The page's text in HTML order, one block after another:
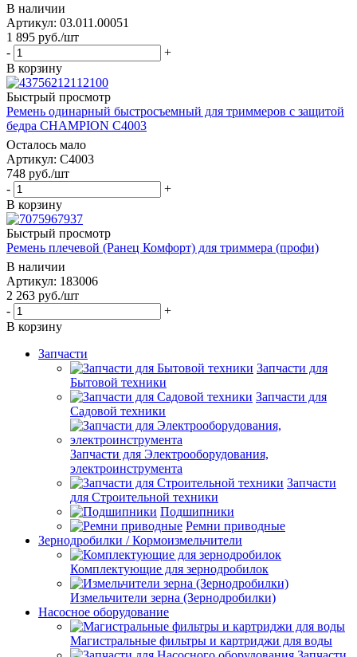
В наличии
Артикул: 03.011.00051
1 895 руб./шт
-
+
В корзину
Быстрый просмотр
Ремень одинарный быстросъемный для триммеров с защитой
бедра CHAMPION C4003
Осталось мало
Артикул: C4003
748 руб./шт
-
+
В корзину
Быстрый просмотр
Ремень плечевой (Ранец Комфорт) для триммера (профи)
В наличии
Артикул: 183006
2 263 руб./шт
-
+
В корзину
Запчасти
Запчасти для
Бытовой техники
Запчасти для
Садовой техники
Запчасти для Электрооборудования,
электроинструмента
Запчасти
для Строительной техники
Подшипники
Ремни приводные
Зернодробилки / Кормоизмельчители
Комплектующие для зернодробилок
Измельчители зерна (Зернодробилки)
Насосное оборудование
Магистральные фильтры и картриджи для воды